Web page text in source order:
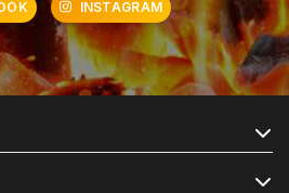
INSTAGRAM